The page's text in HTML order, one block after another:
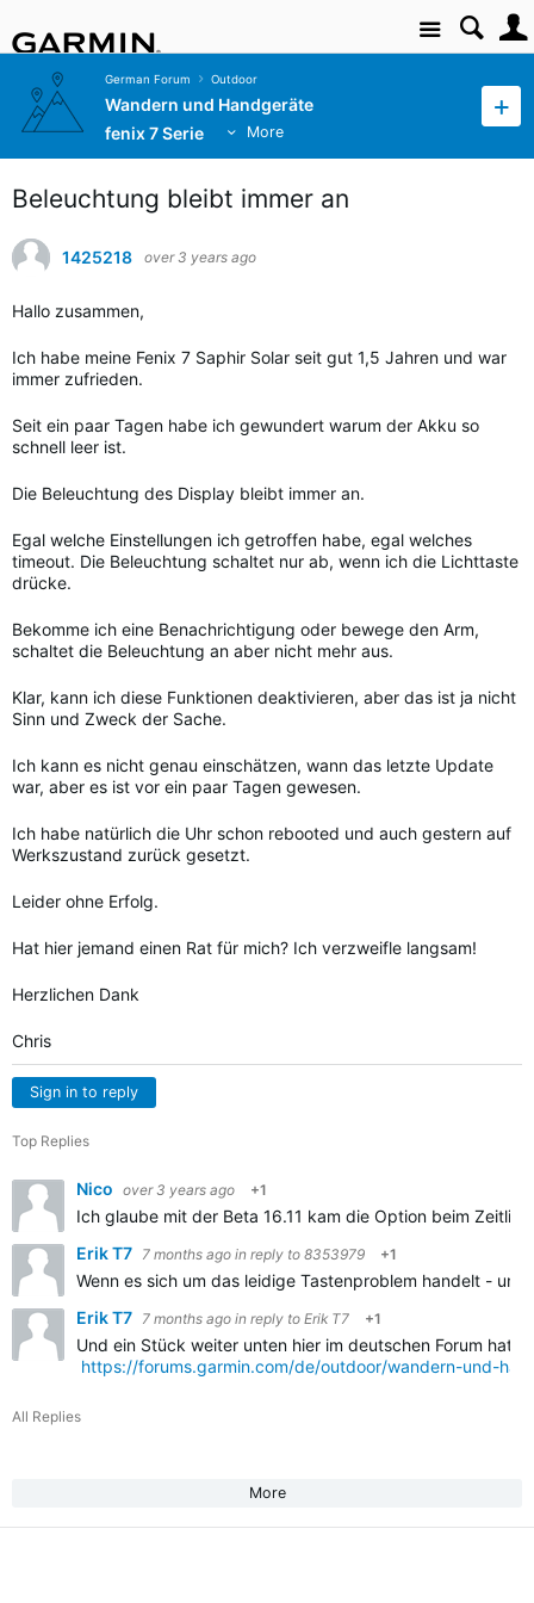
Site
German Forum Outdoor
Wandern und Handgeräte
fenix 7 Serie
More
Beleuchtung bleibt immer an
1425218 over 3 years ago
Hallo zusammen,
Ich habe meine Fenix 7 Saphir Solar seit gut 1,5 Jahren und war
immer zufrieden.
Seit ein paar Tagen habe ich gewundert warum der Akku so
schnell leer ist.
Die Beleuchtung des Display bleibt immer an.
Egal welche Einstellungen ich getroffen habe, egal welches
timeout. Die Beleuchtung schaltet nur ab, wenn ich die Lichttaste
drücke.
Bekomme ich eine Benachrichtigung oder bewege den Arm,
schaltet die Beleuchtung an aber nicht mehr aus.
Klar, kann ich diese Funktionen deaktivieren, aber das ist ja nicht
Sinn und Zweck der Sache.
Ich kann es nicht genau einschätzen, wann das letzte Update
war, aber es ist vor ein paar Tagen gewesen.
Ich habe natürlich die Uhr schon rebooted und auch gestern auf
Werkszustand zurück gesetzt.
Leider ohne Erfolg.
Hat hier jemand einen Rat für mich? Ich verzweifle langsam!
Herzlichen Dank
Chris
Sign in to reply
Top Replies
Nico over 3 years ago +1
Ich glaube mit der Beta 16.11 kam die Option beim
Erik T7 7 months ago in reply to 8353979 +1
Wenn es sich um das leidige Tastenproblem handelt -
Erik T7 7 months ago in reply to Erik T7 +1
Und ein Stück weiter unten hier im deutschen Forum hat
https://forums.garmin.com/de/outdoor/wandern-und-
All Replies
More